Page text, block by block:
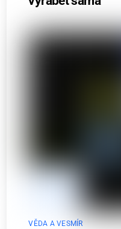
VĚDA A VESMÍR